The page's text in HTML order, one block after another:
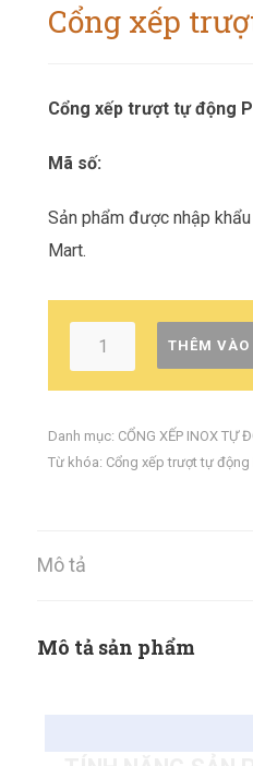
Cổng xếp
Cổng xếp trượt tự động
Mã số:
Sản phẩm được nhập
Mart.
THÊM VÀO
Danh mục: CỔNG XẾP INOX TỰ
Từ khóa: Cổng xếp trượt tự động
Mô tả
Mô tả sản phẩm